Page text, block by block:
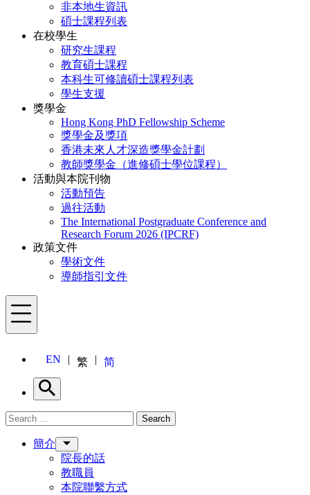
非本地生資訊
碩士課程列表
在校學生
研究生課程
教育碩士課程
本科生可修讀碩士課程列表
學生支援
獎學金
Hong Kong PhD Fellowship Scheme
獎學金及獎項
香港未來人才深造獎學金計劃
教師獎學金（進修碩士學位課程）
活動與本院刊物
活動預告
過往活動
The International Postgraduate Conference and
Research Forum 2026 (IPCRF)
政策文件
學術文件
導師指引文件
Menu
EN 繁 简
Search
Search for: Search
簡介
院長的話
教職員
本院聯繫方式